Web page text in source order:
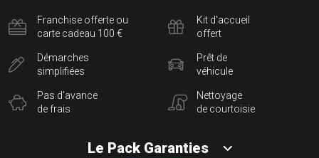
Franchise offerte ou
carte cadeau 100 €
Démarches
simplifiées
Pas d'avance
de frais
Kit d'accueil
offert
Prêt de
véhicule
Nettoyage
de courtoisie
Le Pack Garanties